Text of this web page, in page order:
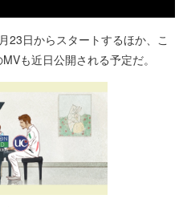
23日からスタートするほか、こ
も近日公開される予定だ。